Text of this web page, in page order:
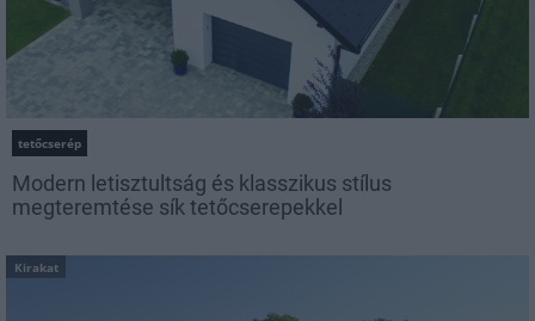
tetőcserép
Modern letisztultság és klasszikus stílus
megteremtése sík tetőcserepekkel
Kirakat